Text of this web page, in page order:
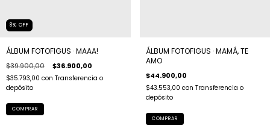
8% OFF
ÁLBUM FOTOFIGUS · MAAA!
$39.900,00 $36.900,00
$35.793,00 con Transferencia o
depósito
ÁLBUM FOTOFIGUS · MAMÁ, TE
AMO
$44.900,00
$43.553,00 con Transferencia o
depósito